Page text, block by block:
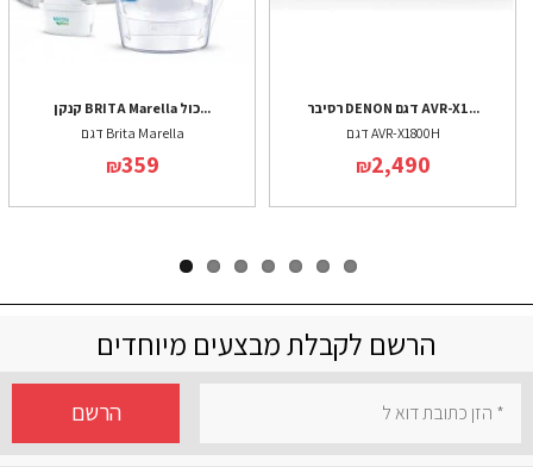
קנקן BRITA Marella כול...
דגם Brita Marella
₪359
רסיבר DENON דגם AVR-X1...
דגם AVR-X1800H
₪2,490
הרשם לקבלת מבצעים מיוחדים
הרשם